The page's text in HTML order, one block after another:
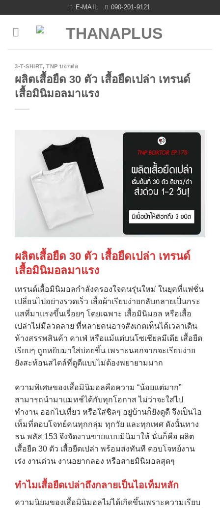
content
E-MAIL 090-201-9121
3-T-SHIRT,TNP บอกต่อ
ผลิตเสื้อยืด 30 ตัว เสื้อยืดเปล่า เทรนด์
เสื้อมินิมอลมาแรง
ผลิตเสื้อยืด 30 ตัว เสื้อยืดเปล่า เทรนด์
เสื้อมินิมอลมาแรง
เทรนด์เสื้อมินิมอลกำลังครองใจคนรุ่นใหม่ ในยุคที่แฟชั่น
เปลี่ยนไปอย่างรวดเร็ว เสื้อผ้าเรียบง่ายกลับกลายเป็นกระ
แสที่มาแรงขึ้นเรื่อยๆ โดยเฉพาะ เสื้อมินิมอล หรือเสื้อ
เปล่าไม่มีลวดลาย ที่หลายคนอาจสังเกตเห็นได้เวลาเดิน
ห้างสรรพสินค้า คาเฟ่ หรือแม้แต่บนโซเชียลมีเดีย เสื้อยืด
เรียบๆ ถูกหยิบมาใส่บ่อยขึ้น เพราะนอกจากจะเรียบง่าย
ยังสะท้อนสไตล์ที่ดูดีแบบไม่ต้องพยายามมาก
ความพิเศษของเสื้อมินิมอลคือความ “น้อยแต่มาก”
สามารถนำมาแมทช์ได้กับทุกโอกาส ไม่ว่าจะใส่ไป
ทำงาน ออกไปเที่ยว หรือใส่ชิลๆ อยู่บ้านก็ยังดูดี จึงเป็นไอ
เท็มที่ตอบโจทย์คนทุกกลุ่ม ทุกวัย และทุกเพศ ดังนั้นทาง
ธน พลัส 153 จึงจัดงานขายแบบมินิมาให้ นั่นก็คือ ผลิต
เสื้อยืด 30 ตัว เสื้อยืดเปล่า พร้อมส่งทันที ตอบโจทย์งาน
เร่ง งานด่วน งานอยากลอง หรือสายมินิมอลสุดๆ
ทำไมเสื้อยืดเปล่าถึงกลายเป็นไอเท็มหลัก
ความนิยมของเสื้อมินิมอลไม่ได้เกิดขึ้นเพราะความเรียบ